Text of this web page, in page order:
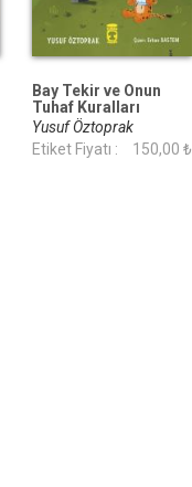
Bay Tekir ve Onun
Tuhaf Kuralları
Yusuf Öztoprak
Etiket Fiyatı :
150,00 ₺